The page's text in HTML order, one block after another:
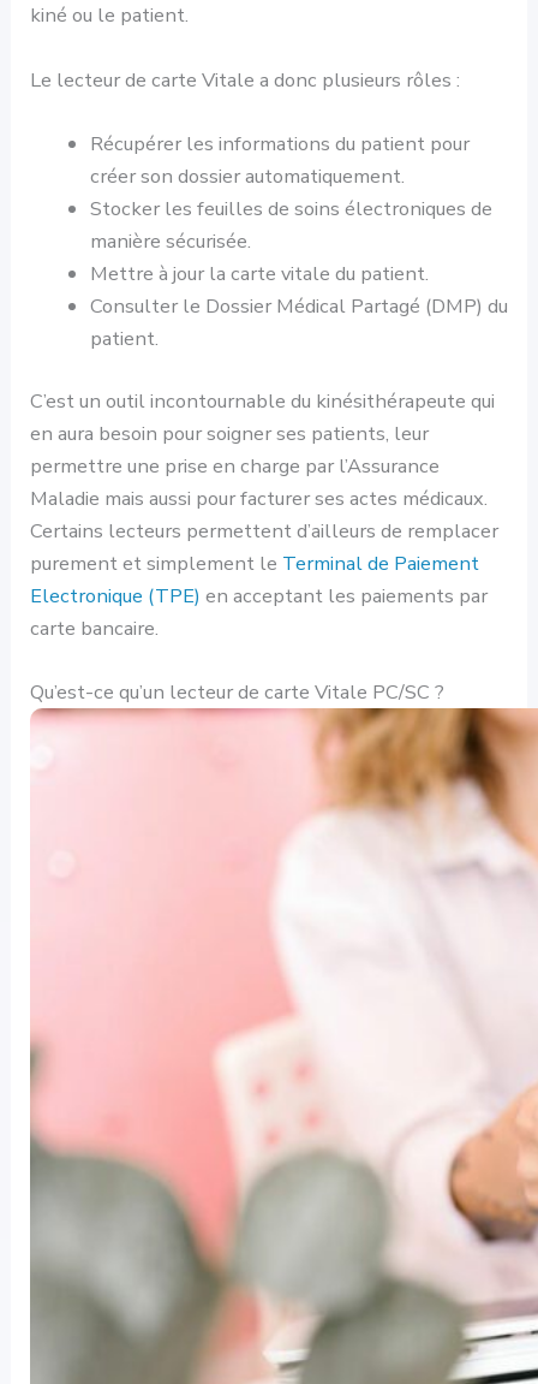
kiné ou le patient.
Le lecteur de carte Vitale a donc plusieurs rôles :
Récupérer les informations du patient pour
créer son dossier automatiquement.
Stocker les feuilles de soins électroniques de
manière sécurisée.
Mettre à jour la carte vitale du patient.
Consulter le Dossier Médical Partagé (DMP) du
patient.
C’est un outil incontournable du kinésithérapeute qui
en aura besoin pour soigner ses patients, leur
permettre une prise en charge par l’Assurance
Maladie mais aussi pour facturer ses actes médicaux.
Certains lecteurs permettent d’ailleurs de remplacer
purement et simplement le Terminal de Paiement
Electronique (TPE) en acceptant les paiements par
carte bancaire.
Qu’est-ce qu’un lecteur de carte Vitale PC/SC ?